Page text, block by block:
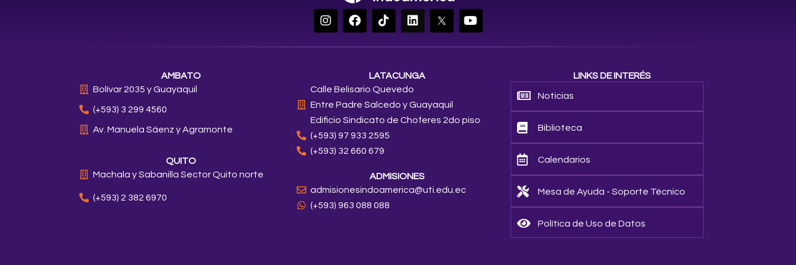
I
n
t
r
a
m
F
a
e
o
k
T
i
t
k
L
i
k
d
i
n
Y
o
t
AMBATO
Bolívar 2035 y Guayaquil
(+593) 3 299 4560
Av. Manuela Sáenz y Agramonte
QUITO
Machala y Sabanilla Sector Quito norte
(+593) 2 382 6970
LATACUNGA
Calle Belisario Quevedo
Entre Padre Salcedo y Guayaquil
Edificio Sindicato de Choferes 2do piso
(+593) 97 933 2595
(+593) 32 660 679
ADMISIONES
admisionesindoamerica@uti.edu.ec
(+593) 963 088 088
LINKS DE INTERÉS
Noticias
Biblioteca
Calendarios
Mesa de Ayuda - Soporte Técnico
Política de Uso de Datos